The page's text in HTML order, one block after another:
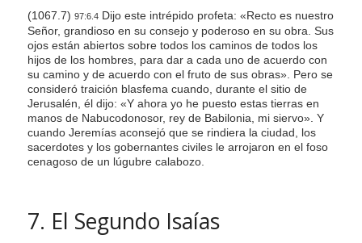
(1067.7) 97:6.4Dijo este intrépido profeta: «Recto es nuestro
Señor, grandioso en su consejo y poderoso en su obra. Sus
ojos están abiertos sobre todos los caminos de todos los
hijos de los hombres, para dar a cada uno de acuerdo con
su camino y de acuerdo con el fruto de sus obras». Pero se
consideró traición blasfema cuando, durante el sitio de
Jerusalén, él dijo: «Y ahora yo he puesto estas tierras en
manos de Nabucodonosor, rey de Babilonia, mi siervo». Y
cuando Jeremías aconsejó que se rindiera la ciudad, los
sacerdotes y los gobernantes civiles le arrojaron en el foso
cenagoso de un lúgubre calabozo.
7. El Segundo Isaías